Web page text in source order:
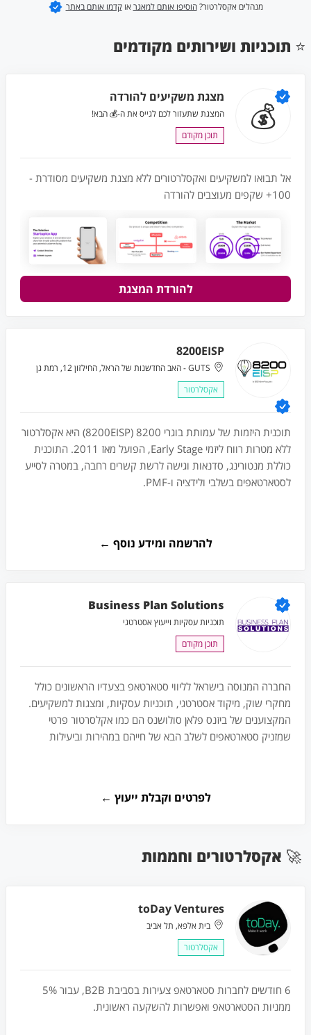
מנהלים אקסלרטור?הוסיפו אותם למאגר אוקדמו אותם באתר
⭐️ תוכניות ושירותים מקודמים
💰 מצגת משקיעים להורדה
המצגת שתעזור לכם לגייס את ה-💰 הבא!
תוכן מקודם
אל תבואו למשקיעים ואקסלרטורים ללא מצגת משקיעים מסודרת -
100+ שקפים מעוצבים להורדה
להורדת המצגת
8200EISP
GUTS - האב החדשנות של הראל, החילזון 12, רמת גן
אקסלרטור
תוכנית היזמות של עמותת בוגרי 8200 (8200EISP) היא אקסלרטור
ללא מטרות רווח ליזמי Early Stage, הפועל מאז 2011. התוכנית
כוללת מנטורינג, סדנאות וגישה לרשת קשרים רחבה, במטרה לסייע
לסטארטאפים בשלבי ולידציה ו-PMF.
להרשמה ומידע נוסף ←
Business Plan Solutions
תוכניות עסקיות וייעוץ אסטרטגי
תוכן מקודם
החברה המנוסה בישראל לליווי סטארטאפ בצעדיו הראשונים כולל
מחקרי שוק, מיקוד אסטרטגי, תוכניות עסקיות, ומצגות למשקיעים.
המקצוענים של ביזנס פלאן סולושנס הם כמו אקלסרטור פרטי
שמזניק סטארטאפים לשלב הבא של חייהם במהירות וביעילות
לפרטים וקבלת ייעוץ ←
🚀 אקסלרטורים וחממות
toDay Ventures
בית אלפא, תל אביב
אקסלרטור
6 חודשים לחברות סטארטאפ צעירות בסביבת B2B, עבור 5%
ממניות הסטארטאפ ואפשרות להשקעה ראשונית.